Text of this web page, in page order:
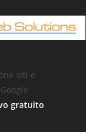
siti e
gratuito